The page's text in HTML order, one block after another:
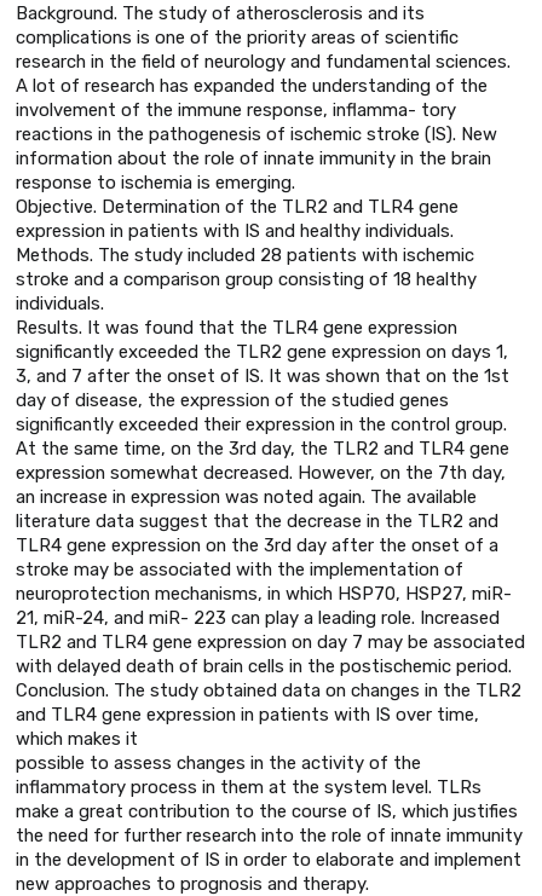
Background. The study of atherosclerosis and its
complications is one of the priority areas of scientific
research in the field of neurology and fundamental sciences.
A lot of research has expanded the understanding of the
involvement of the immune response, inflamma- tory
reactions in the pathogenesis of ischemic stroke (IS). New
information about the role of innate immunity in the brain
response to ischemia is emerging.
Objective. Determination of the TLR2 and TLR4 gene
expression in patients with IS and healthy individuals.
Methods. The study included 28 patients with ischemic
stroke and a comparison group consisting of 18 healthy
individuals.
Results. It was found that the TLR4 gene expression
significantly exceeded the TLR2 gene expression on days 1,
3, and 7 after the onset of IS. It was shown that on the 1st
day of disease, the expression of the studied genes
significantly exceeded their expression in the control group.
At the same time, on the 3rd day, the TLR2 and TLR4 gene
expression somewhat decreased. However, on the 7th day,
an increase in expression was noted again. The available
literature data suggest that the decrease in the TLR2 and
TLR4 gene expression on the 3rd day after the onset of a
stroke may be associated with the implementation of
neuroprotection mechanisms, in which HSP70, HSP27, miR-
21, miR-24, and miR- 223 can play a leading role. Increased
TLR2 and TLR4 gene expression on day 7 may be associated
with delayed death of brain cells in the postischemic period.
Conclusion. The study obtained data on changes in the TLR2
and TLR4 gene expression in patients with IS over time,
which makes it
possible to assess changes in the activity of the
inflammatory process in them at the system level. TLRs
make a great contribution to the course of IS, which justifies
the need for further research into the role of innate immunity
in the development of IS in order to elaborate and implement
new approaches to prognosis and therapy.